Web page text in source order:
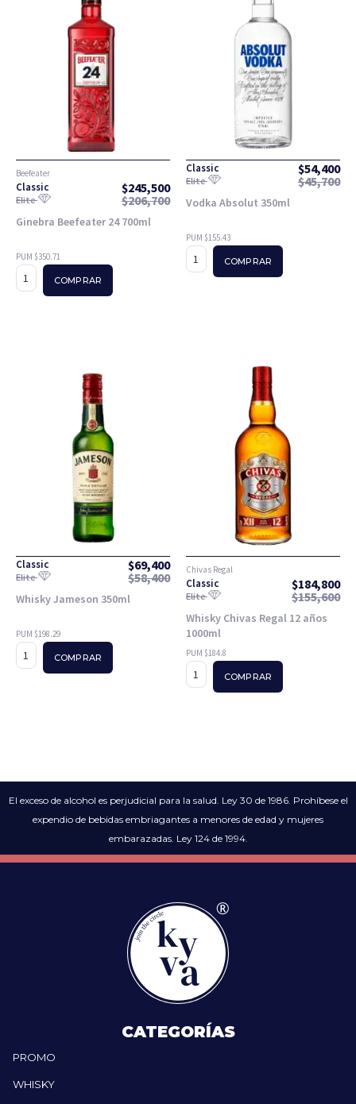
Beefeater
Classic $245,500
Elite $206,700
Ginebra Beefeater 24 700ml
PUM $350.71
COMPRAR
Classic $54,400
Elite $45,700
Vodka Absolut 350ml
PUM $155.43
COMPRAR
Classic $69,400
Elite $58,400
Whisky Jameson 350ml
PUM $198.29
COMPRAR
Chivas Regal
Classic $184,800
Elite $155,600
Whisky Chivas Regal 12 años
1000ml
PUM $184.8
COMPRAR
El exceso de alcohol es perjudicial para la salud. Ley 30 de 1986. Prohíbese el
expendio de bebidas embriagantes a menores de edad y mujeres
embarazadas. Ley 124 de 1994.
CATEGORÍAS
PROMO
WHISKY